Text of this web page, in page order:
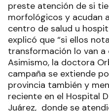
preste atención de si
morfológicos y acudan
centro de salud u
explicó que “si ellos
transformación lo van
Asimismo, la doctora
campaña se extiende
provincia también y
reciente en el Hospital
Juárez, donde se